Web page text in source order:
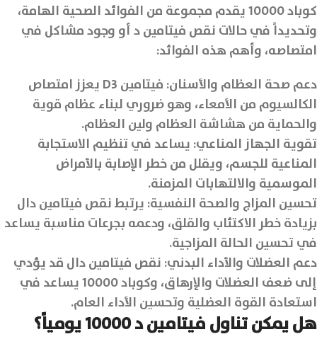
كوباد 10000 يقدم مجموعة من الفوائد الصحية الهامة،
وتحديداً في حالات نقص فيتامين د أو وجود مشاكل في
امتصاصه، وأهم هذه الفوائد:
دعم صحة العظام والأسنان: فيتامين D3 يعزز امتصاص
الكالسيوم من الأمعاء، وهو ضروري لبناء عظام قوية
والحماية من هشاشة العظام ولين العظام.
تقوية الجهاز المناعي: يساعد في تنظيم الاستجابة
المناعية للجسم، ويقلل من خطر الإصابة بالأمراض
الموسمية والالتهابات المزمنة.
تحسين المزاج والصحة النفسية: يرتبط نقص فيتامين دال
بزيادة خطر الاكتئاب والقلق، ودعمه بجرعات مناسبة يساعد
في تحسين الحالة المزاجية.
دعم العضلات والأداء البدني: نقص فيتامين دال قد يؤدي
إلى ضعف العضلات والإرهاق، وكوباد 10000 يساعد في
استعادة القوة العضلية وتحسين الأداء العام.
هل يمكن تناول فيتامين د 10000 يومياً؟